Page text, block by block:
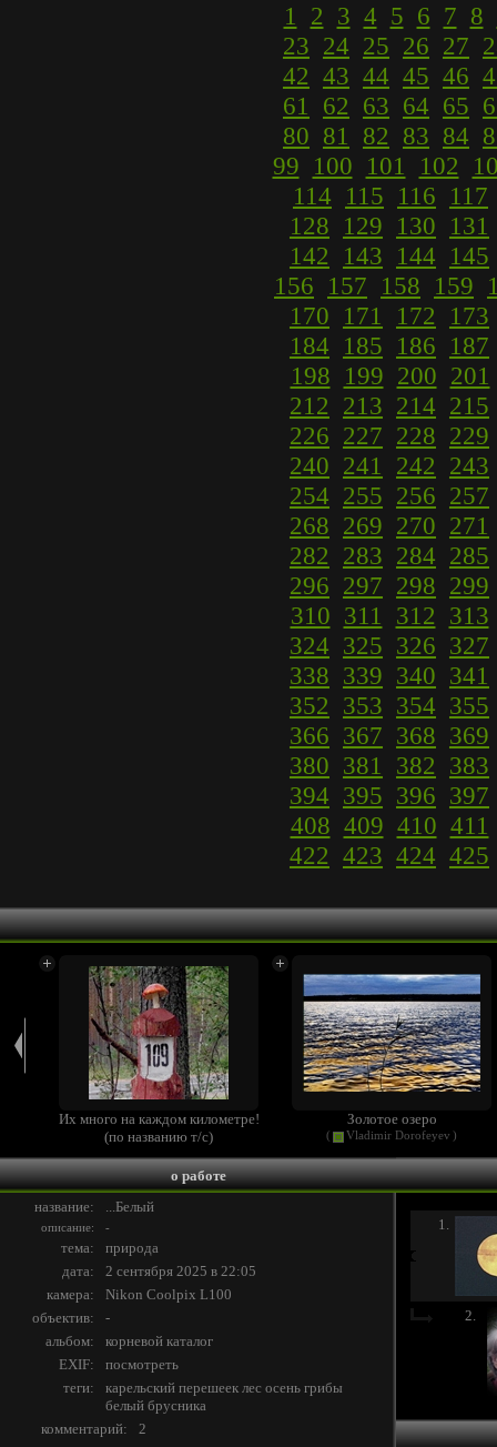
1 2 3 4 5 6 7 8
23 24 25 26 27
42 43 44 45 46
61
62 63 64 65
80 81 82 83 84
99 100 101 102
114 115 116 117
128 129 130 131
142
143 144 145
156 157 158 159
170 171 172
173
184 185 186 187
198 199 200 201
212 213 214 215
226 227 228 229
240 241 242 243
254 255 256 257
268 269 270 271
282 283 284 285
296 297 298 299
310 311 312 313
324 325 326 327
338 339 340 341
352 353 354 355
366 367 368 369
380 381 382 383
394 395 396 397
408 409 410 411
422 423 424 425
Их много на каждом километре!
(по названию т/с)
Золотое озеро
( Vladimir Dorofeyev )
о работе
название:
...Белый
описание: -
тема:
природа
дата:
2 сентября 2025 в 22:05
камера:
Nikon Coolpix L100
объектив:
-
альбом:
корневой каталог
EXIF:
посмотреть
теги:
карельский перешеек лес осень грибы
белый брусника
комментарий:
2
1.
2.